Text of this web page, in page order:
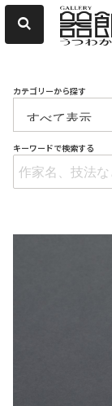
カテゴリーから探す
キーワードで検索する